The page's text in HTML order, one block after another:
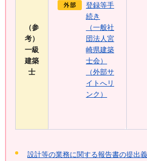
（参
考）
一級
建築
士
登録等手
続き
（一般社
団法人宮
崎県建築
士会）
（外部サ
イトへリ
ンク）
設計等の業務に関する報告書の提出